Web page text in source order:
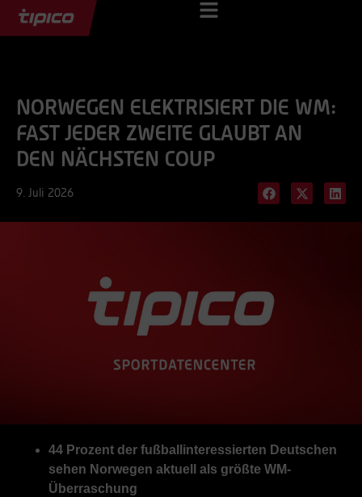
NORWEGEN ELEKTRISIERT DIE WM:
FAST JEDER ZWEITE GLAUBT AN
DEN NÄCHSTEN COUP
9. Juli 2026
44 Prozent der fußballinteressierten Deutschen
sehen Norwegen aktuell als größte WM-
Überraschung